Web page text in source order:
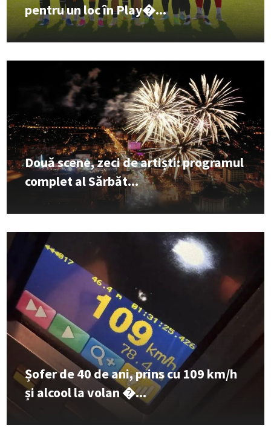
pentru un loc în Play�...
Două scene, zeci de artiști: programul
complet al Sărbăt...
Șofer de 40 de ani, prins cu 109 km/h
și alcool la volan �...